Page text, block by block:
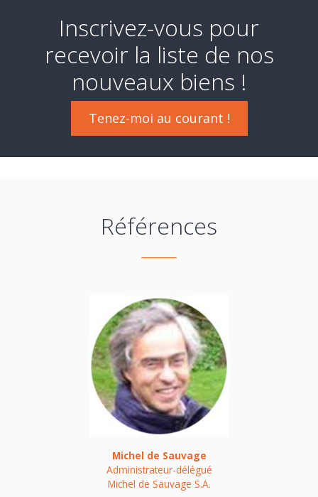
Inscrivez-vous pour
recevoir la liste de nos
nouveaux biens !
Tenez-moi au courant !
Références
Michel de Sauvage
Administrateur-délégué
Michel de Sauvage S.A.